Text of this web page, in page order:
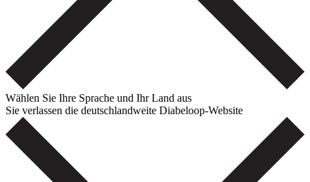
Wählen Sie Ihre Sprache und Ihr Land aus
Sie verlassen die deutschlandweite Diabeloop-Website